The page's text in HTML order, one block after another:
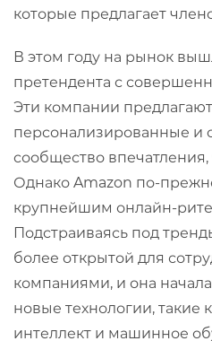
которые предлагает
В этом году на рынок
претендента с
Эти компании
персонализированные и
сообщество
Однако Amazon по-
крупнейшим онлайн-
Подстраиваясь под
более открытой для
компаниями, и она
новые технологии, такие
интеллект и машинное